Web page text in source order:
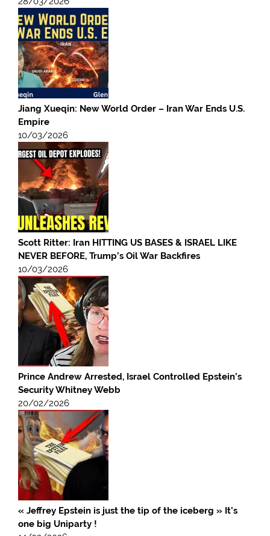
Jiang Xueqin: New World Order – Iran War Ends U.S.
Empire
10/03/2026
Scott Ritter: Iran HITTING US BASES & ISRAEL LIKE
NEVER BEFORE, Trump’s Oil War Backfires
10/03/2026
Prince Andrew Arrested, Israel Controlled Epstein’s
Security Whitney Webb
20/02/2026
« Jeffrey Epstein is just the tip of the iceberg » It’s
one big Uniparty !